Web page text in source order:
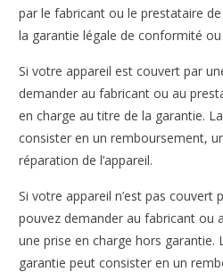
par le fabricant ou le prestataire
la garantie légale de conformité
Si votre appareil est couvert par
demander au fabricant ou au
en charge au titre de la garantie.
consister en un remboursement,
réparation de l’appareil.
Si votre appareil n’est pas couvert
pouvez demander au fabricant ou
une prise en charge hors garantie.
garantie peut consister en un